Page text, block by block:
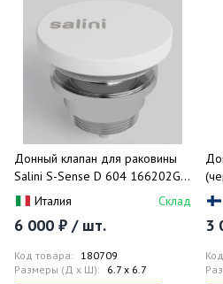
Донный клапан для раковины
Salini S-Sense D 604 166202G
(белый глянцевый),
Италия Склад
6 000 ₽ / шт.
Код товара: 180709
Размеры (Д x Ш): 6.7 x 6.7
3